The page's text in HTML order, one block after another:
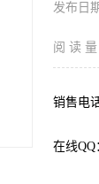
发布日
阅 读 量
销售电
在线QQ